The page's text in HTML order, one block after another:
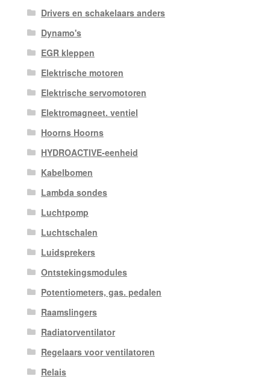
Drivers en schakelaars anders
Dynamo's
EGR kleppen
Elektrische motoren
Elektrische servomotoren
Elektromagneet. ventiel
Hoorns Hoorns
HYDROACTIVE-eenheid
Kabelbomen
Lambda sondes
Luchtpomp
Luchtschalen
Luidsprekers
Ontstekingsmodules
Potentiometers, gas. pedalen
Raamslingers
Radiatorventilator
Regelaars voor ventilatoren
Relais